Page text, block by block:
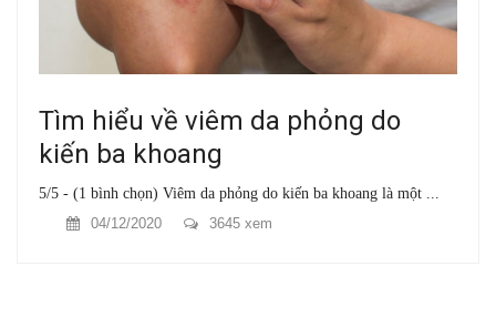
Tìm hiểu về viêm da phỏng do
kiến ba khoang
5/5 - (1 bình chọn) Viêm da phỏng do kiến ba khoang là một ...
04/12/2020
3645 xem